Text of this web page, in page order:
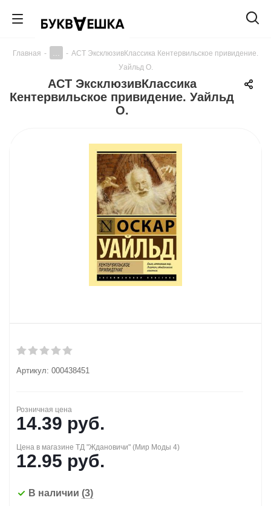
Главная - - АСТ ЭксклюзивКлассика Кентервильское привидение.
Уайльд О.
АСТ ЭксклюзивКлассика
Кентервильское привидение. Уайльд
О.
Артикул: 000438451
Розничная цена
14.39 руб.
Цена в магазине ТД "Ждановичи" (Мир Моды 4)
12.95 руб.
В наличии (3)